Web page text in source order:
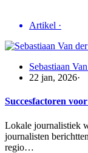
Artikel ·
Sebastiaan
22 jan, 2026·
Succesfactoren
Lokale journalistiek
journalisten
regio…